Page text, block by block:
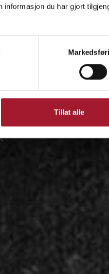
informasjon du har gjort
Tillat alle